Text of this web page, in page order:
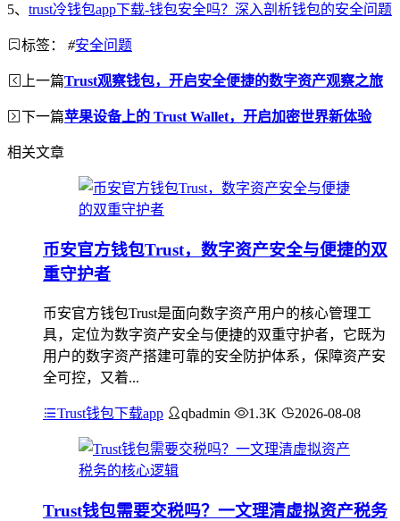
5、 trust冷钱包app下载-钱包安全吗？深入剖析钱包的安全问题
标签： #安全问题
上一篇Trust观察钱包，开启安全便捷的数字资产观察之旅
下一篇苹果设备上的 Trust Wallet，开启加密世界新体验
相关文章
币安官方钱包Trust，数字资产安全与便捷的双
重守护者
币安官方钱包Trust是面向数字资产用户的核心管理工
具，定位为数字资产安全与便捷的双重守护者，它既为
用户的数字资产搭建可靠的安全防护体系，保障资产安
全可控，又着...
Trust钱包下载app qbadmin 1.3K 2026-08-08
Trust钱包需要交税吗？一文理清虚拟资产税务